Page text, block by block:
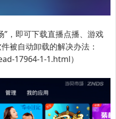
”，即可下载直播点播、游戏
被自动卸载的解决办法：
17964-1-1.html）